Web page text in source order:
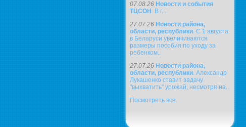
07.08.26 Новости и события
ТЦСОН . В г...
27.07.26 Новости района,
области, республики. С 1 августа
в Беларуси увеличиваются
размеры пособия по уходу за
ребенком..
27.07.26 Новости района,
области, республики. Александр
Лукашенко ставит задачу
"выхватить" урожай, несмотря на..
Посмотреть все